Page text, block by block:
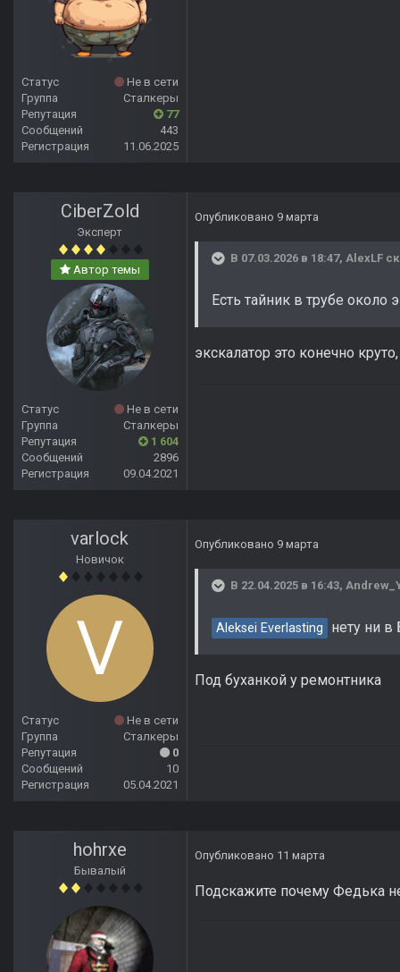
Статус
Не в сети
Группа
Сталкеры
Репутация
77
Сообщений
443
Регистрация
11.06.2025
CiberZold
Эксперт
Автор темы
Статус
Не в сети
Группа
Сталкеры
Репутация
1 604
Сообщений
2896
Регистрация
09.04.2021
Опубликовано 9 марта
В 07.03.2026 в 18:47, AlexLF
Есть тайник в трубе около
экскалатор это конечно
varlock
Новичок
Статус
Не в сети
Группа
Сталкеры
Репутация
0
Сообщений
10
Регистрация
05.04.2021
Опубликовано 9 марта
В 22.04.2025 в 16:43,
Aleksei Everlasting нету ни
Под буханкой у ремонтника
hohrxe
Бывалый
Опубликовано 11 марта
Подскажите почему Федька